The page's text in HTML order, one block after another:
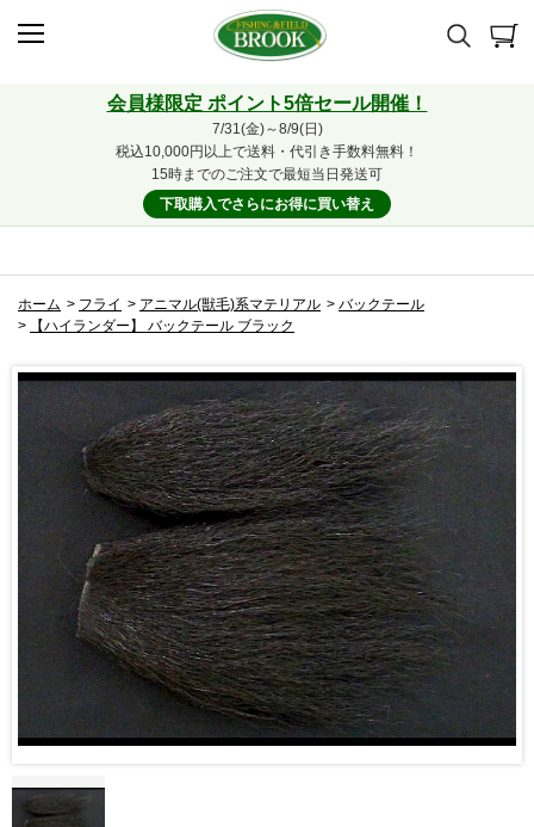
会員様限定 ポイント5倍セール開催！
7/31(金)～8/9(日)
税込10,000円以上で送料・代引き手数料無料！
15時までのご注文で最短当日発送可
下取購入でさらにお得に買い替え
ホーム > フライ > アニマル(獣毛)系マテリアル > バックテール
>
【ハイランダー】 バックテール ブラック